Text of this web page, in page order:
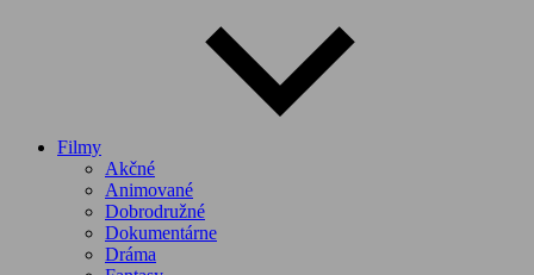
Filmy
Akčné
Animované
Dobrodružné
Dokumentárne
Dráma